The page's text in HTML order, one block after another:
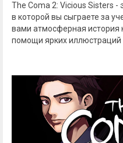
The Coma 2: Vicious Sisters -
в которой вы сыграете за
вами атмосферная история
помощи ярких иллюстраций